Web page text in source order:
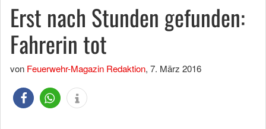
Erst nach Stunden gefunden:
Fahrerin tot
von Feuerwehr-Magazin Redaktion, 7. März 2016